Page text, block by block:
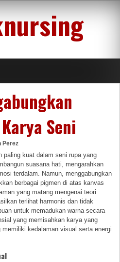
Seni
Perez
paling kuat dalam seni rupa yang
suasana hati, mengarahkan
terdalam. Namun, menggabungkan
berbagai pigmen di atas kanvas
yang matang mengenai teori
terlihat harmonis dan tidak
untuk memadukan warna secara
yang memisahkan karya yang
kedalaman visual serta energi